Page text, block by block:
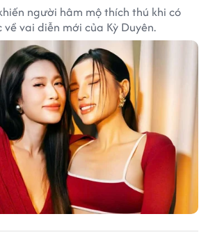
người hâm mộ thích thú khi có
vai diễn mới của Kỳ Duyên.